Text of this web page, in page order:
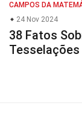
CAMPOS DA
24 Nov 2024
38 Fatos
Tesselações